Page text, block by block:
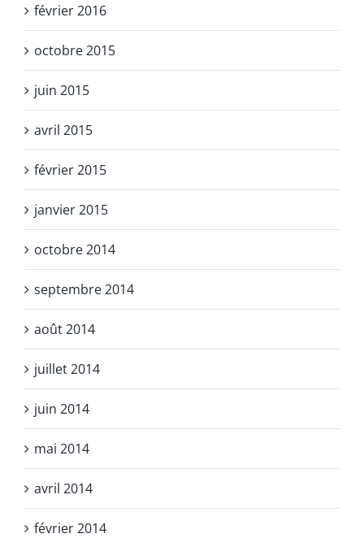
février 2016
octobre 2015
juin 2015
avril 2015
février 2015
janvier 2015
octobre 2014
septembre 2014
août 2014
juillet 2014
juin 2014
mai 2014
avril 2014
février 2014